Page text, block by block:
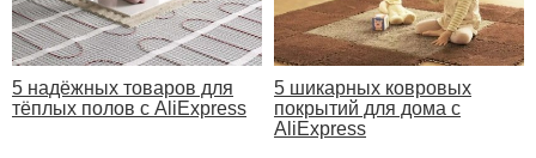
5 надёжных товаров для
тёплых полов с AliExpress
5 шикарных ковровых
покрытий для дома с
AliExpress